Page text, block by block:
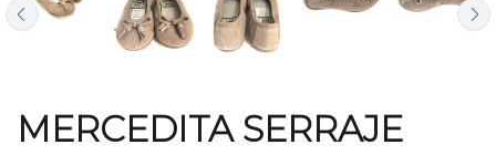
MERCEDITA SERRAJE